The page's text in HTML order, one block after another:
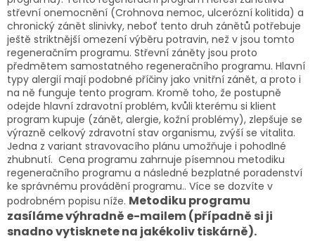
střevní onemocnění (Crohnova nemoc, ulcerózní kolitida) a
chronický zánět slinivky, neboť tento druh zánětů potřebuje
ještě striktnější omezení výběru potravin, než v jsou tomto
regeneračním programu. Střevní záněty jsou proto
předmětem samostatného regeneračního programu. Hlavní
typy alergií mají podobné příčiny jako vnitřní zánět, a proto i
na ně funguje tento program. Kromě toho, že postupně
odejde hlavní zdravotní problém, kvůli kterému si klient
program kupuje (zánět, alergie, kožní problémy), zlepšuje se
výrazně celkový zdravotní stav organismu, zvýší se vitalita.
Jedna z variant stravovacího plánu umožňuje i pohodlné
zhubnutí. Cena programu zahrnuje písemnou metodiku
regeneračního programu a následné bezplatné poradenství
ke správnému provádění programu.. Více se dozvíte v
podrobném popisu níže. Metodiku programu
zasíláme výhradně e-mailem (případně si ji
snadno vytisknete na jakékoliv tiskárně).